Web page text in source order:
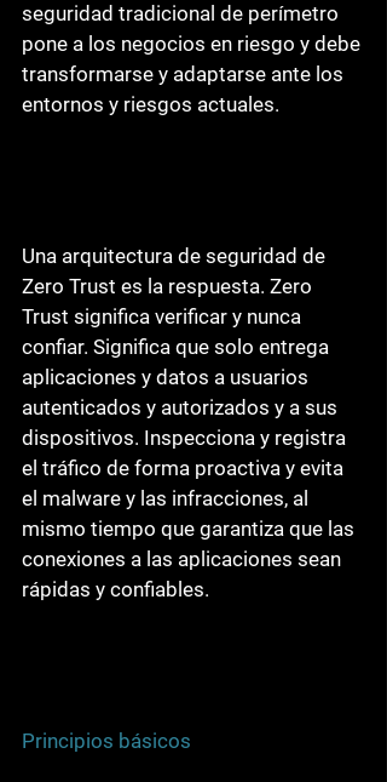
seguridad tradicional de perímetro
pone a los negocios en riesgo y debe
transformarse y adaptarse ante los
entornos y riesgos actuales.
Una arquitectura de seguridad de
Zero Trust es la respuesta. Zero
Trust significa verificar y nunca
confiar. Significa que solo entrega
aplicaciones y datos a usuarios
autenticados y autorizados y a sus
dispositivos. Inspecciona y registra
el tráfico de forma proactiva y evita
el malware y las infracciones, al
mismo tiempo que garantiza que las
conexiones a las aplicaciones sean
rápidas y confiables.
Principios básicos